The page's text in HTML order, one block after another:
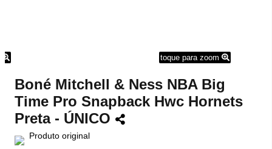
toque para zoom
Boné Mitchell & Ness NBA Big
Time Pro Snapback Hwc Hornets
Preta - ÚNICO
Produto original